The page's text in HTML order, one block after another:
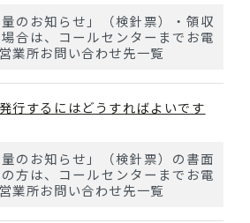
量のお知らせ」（検針票）・領収
合は、コールセンターまでお電
業所お問い合わせ先一覧
行するにはどうすればよいです
量のお知らせ」（検針票）の書面
方は、コールセンターまでお電
業所お問い合わせ先一覧